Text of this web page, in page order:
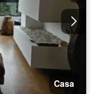
Casa